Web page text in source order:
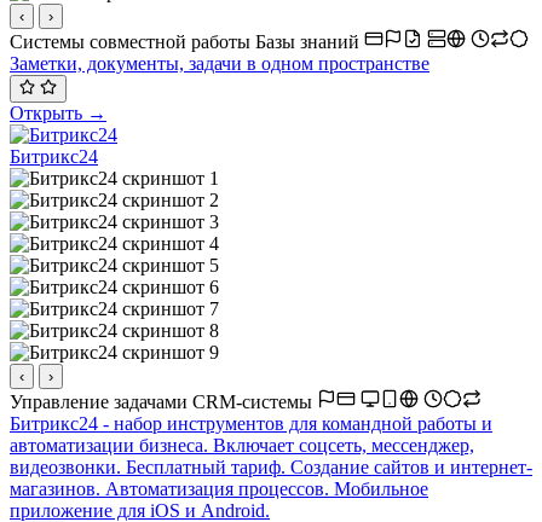
‹ ›
Системы совместной работы Базы знаний
Заметки, документы, задачи в одном пространстве
Открыть →
Битрикс24
‹ ›
Управление задачами CRM-системы
Битрикс24 - набор инструментов для командной работы и
автоматизации бизнеса. Включает соцсеть, мессенджер,
видеозвонки. Бесплатный тариф. Создание сайтов и интернет-
магазинов. Автоматизация процессов. Мобильное
приложение для iOS и Android.